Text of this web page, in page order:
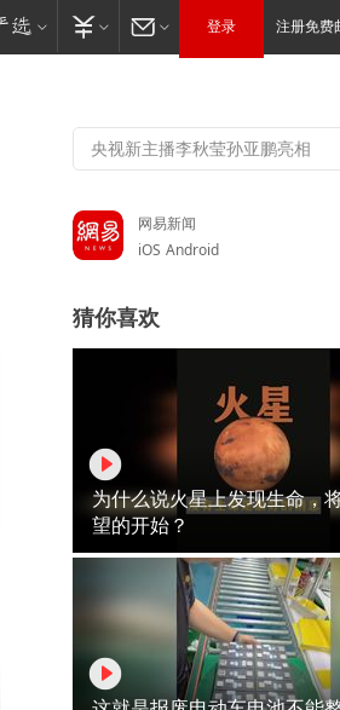
登录 注册免费
网易新闻
iOS Android
猜你喜欢
为什么说火星上发现生命，
望的开始？